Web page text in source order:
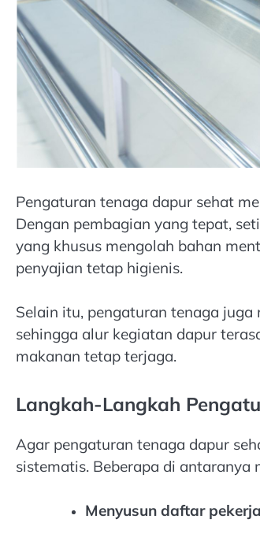
Pengaturan tenaga dapur sehat
Dengan pembagian yang tepat,
yang khusus mengolah bahan
penyajian tetap higienis.
Selain itu, pengaturan tenaga juga
sehingga alur kegiatan dapur
makanan tetap terjaga.
Langkah-Langkah
Agar pengaturan tenaga dapur
sistematis. Beberapa di antaranya
Menyusun daftar